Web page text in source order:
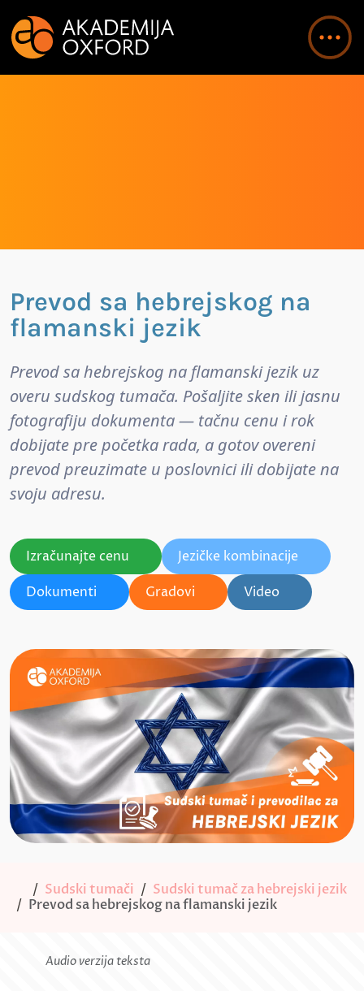
Prevod sa hebrejskog na
flamanski jezik
Prevod sa hebrejskog na flamanski jezik uz
overu sudskog tumača. Pošaljite sken ili jasnu
fotografiju dokumenta — tačnu cenu i rok
dobijate pre početka rada, a gotov overeni
prevod preuzimate u poslovnici ili dobijate na
svoju adresu.
Izračunajte cenu
Jezičke kombinacije
Dokumenti
Gradovi Video
Sudski tumači
Sudski tumač za hebrejski jezik
Prevod sa hebrejskog na flamanski jezik
Audio verzija teksta